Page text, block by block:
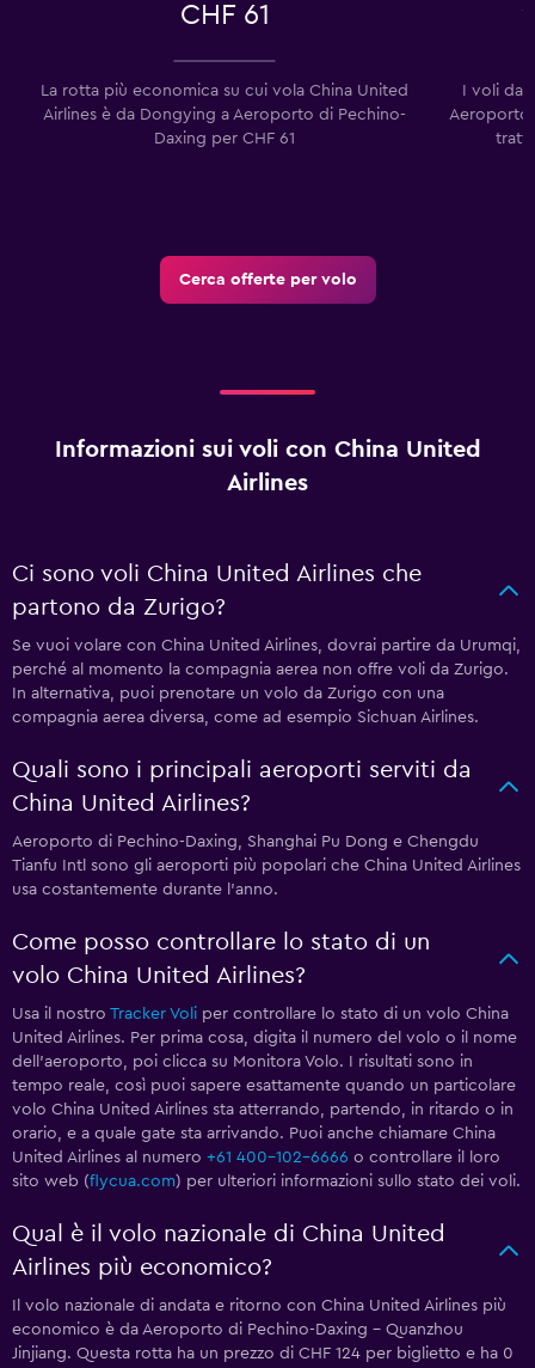
CHF 61
La rotta più economica su cui vola China United
Airlines è da Dongying a Aeroporto di Pechino-
Daxing per CHF 61
I voli da
Aeroporto
Cerca offerte per volo
Informazioni sui voli con China United
Airlines
Ci sono voli China United Airlines che
partono da Zurigo?
Se vuoi volare con China United Airlines, dovrai partire da Urumqi,
perché al momento la compagnia aerea non offre voli da Zurigo.
In alternativa, puoi prenotare un volo da Zurigo con una
compagnia aerea diversa, come ad esempio Sichuan Airlines.
Quali sono i principali aeroporti serviti da
China United Airlines?
Aeroporto di Pechino-Daxing, Shanghai Pu Dong e Chengdu
Tianfu Intl sono gli aeroporti più popolari che China United Airlines
usa costantemente durante l'anno.
Come posso controllare lo stato di un
volo China United Airlines?
Usa il nostro Tracker Voli per controllare lo stato di un volo China
United Airlines. Per prima cosa, digita il numero del volo o il nome
dell'aeroporto, poi clicca su Monitora Volo. I risultati sono in
tempo reale, così puoi sapere esattamente quando un particolare
volo China United Airlines sta atterrando, partendo, in ritardo o in
orario, e a quale gate sta arrivando. Puoi anche chiamare China
United Airlines al numero +61 400-102-6666 o controllare il loro
sito web (flycua.com) per ulteriori informazioni sullo stato dei voli.
Qual è il volo nazionale di China United
Airlines più economico?
Il volo nazionale di andata e ritorno con China United Airlines più
economico è da Aeroporto di Pechino-Daxing - Quanzhou
Jinjiang. Questa rotta ha un prezzo di CHF 124 per biglietto e ha 0